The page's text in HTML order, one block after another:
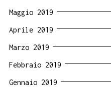
Maggio 2019
Aprile 2019
Marzo 2019
Febbraio 2019
Gennaio 2019